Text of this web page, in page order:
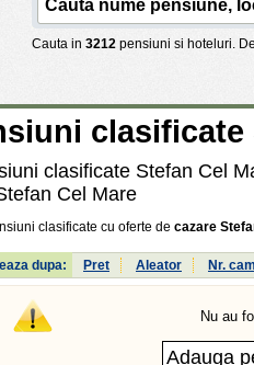
Cauta in 3212 pensiuni si hoteluri.
clasificate
clasificate Stefan Cel
Cel Mare
clasificate cu oferte de cazare
dupa: Pret Aleator Nr.
Nu au